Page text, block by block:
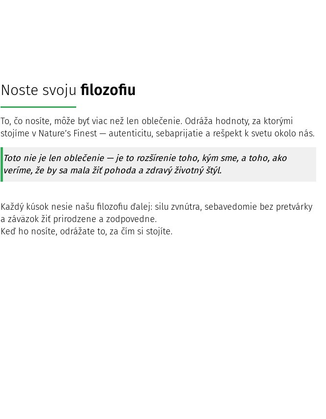
Noste svoju filozofiu
To, čo nosíte, môže byť viac než len oblečenie. Odráža hodnoty, za ktorými
stojíme v Nature’s Finest — autenticitu, sebaprijatie a rešpekt k svetu okolo nás.
Toto nie je len oblečenie — je to rozšírenie toho, kým sme, a toho, ako
veríme, že by sa mala žiť pohoda a zdravý životný štýl.
Každý kúsok nesie našu filozofiu ďalej: silu zvnútra, sebavedomie bez pretvárky
a záväzok žiť prirodzene a zodpovedne.
Keď ho nosíte, odrážate to, za čím si stojíte.